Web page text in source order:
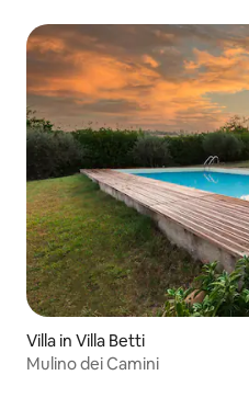
Villa in Villa Betti
Mulino dei Camini